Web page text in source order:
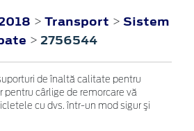
> Transport > Sistem
> 2756544
de înaltă calitate pentru
cârlige de remorcare vă
cu dvs. într-un mod sigur şi